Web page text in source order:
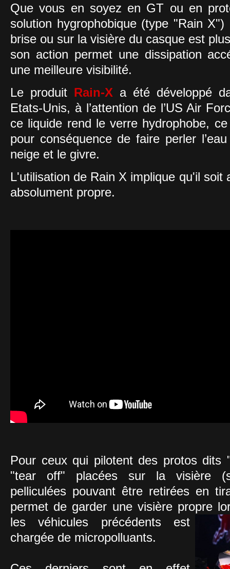
Que vous en soyez en GT ou en
solution hygrophobique (type "Rain
brise ou sur la visière du casque est
son action permet une dissipation
une meilleure visibilité.
Le produit Rain-X a été développé
Etats-Unis, à l’attention de l’US Air
ce liquide rend le verre hydrophobe,
pour conséquence de faire perler
neige et le givre.
L'utilisation de Rain X implique qu'il soit
absolument propre.
Pour ceux qui pilotent des protos dits
"tear off" placées sur la visière
pelliculées pouvant être retirées en
permet de garder une visière propre
les véhicules précédents est
chargée de micropolluants.